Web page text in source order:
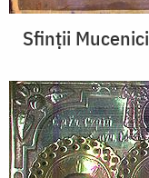
Sfinții